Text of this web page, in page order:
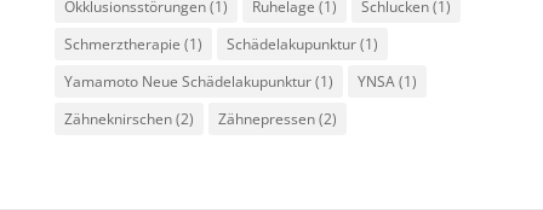
Okklusionsstörungen(1) Ruhelage (1) Schlucken(1)
Schmerztherapie (1) Schädelakupunktur(1)
Yamamoto Neue Schädelakupunktur(1) YNSA(1)
Zähneknirschen(2) Zähnepressen(2)